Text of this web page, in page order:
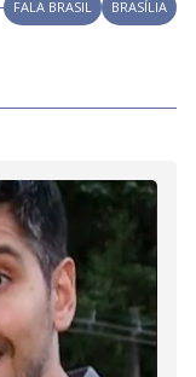
FALA BRASIL BRASÍLIA